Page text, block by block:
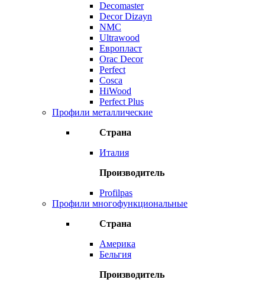
Decomaster
Decor Dizayn
NMC
Ultrawood
Европласт
Orac Decor
Perfect
Cosca
HiWood
Perfect Plus
Профили металлические
Страна
Италия
Производитель
Profilpas
Профили многофункциональные
Страна
Америка
Бельгия
Производитель